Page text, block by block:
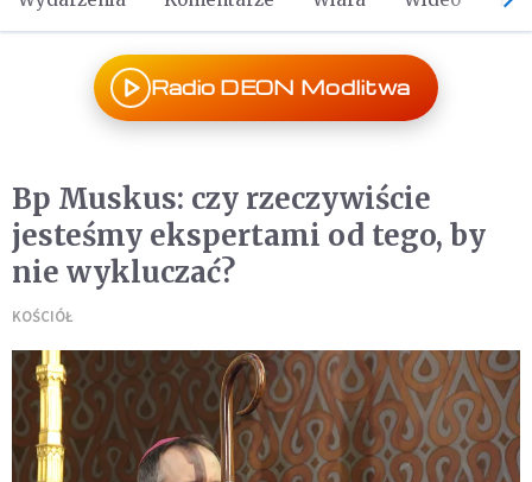
Radio DEON Modlitwa
Bp Muskus: czy rzeczywiście
jesteśmy ekspertami od tego, by
nie wykluczać?
KOŚCIÓŁ